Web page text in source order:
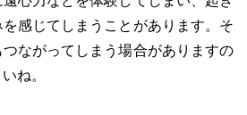
感じてしまうことがあります。そ
ながってしまう場合がありますの
ね。